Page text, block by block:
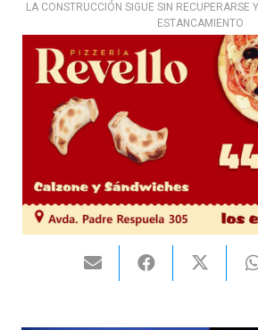
LA CONSTRUCCIÓN SIGUE SIN RECUPERARSE
ESTANCAMIENTO